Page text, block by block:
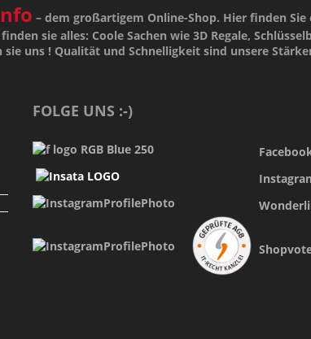
– dem großartigem Online-Shop. Hier finden
sie alles: Coole Sachen wie 3D Regale,
sie uns ! Qualitätund Schnelligkeitsind unsere
FOLGE UNS :-)